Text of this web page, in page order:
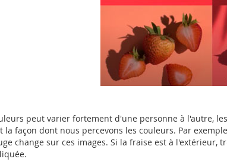
peut varier fortement d'une personne à l'autre,
façon dont nous percevons les couleurs. Par
change sur ces images. Si la fraise est à